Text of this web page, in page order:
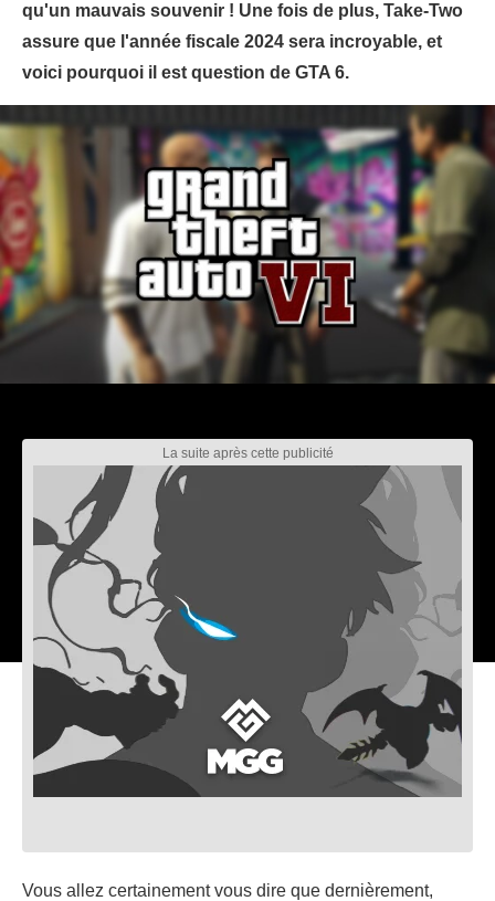
qu'un mauvais souvenir ! Une fois de plus, Take-Two
assure que l'année fiscale 2024 sera incroyable, et
voici pourquoi il est question de GTA 6.
Vous allez certainement vous dire que dernièrement,